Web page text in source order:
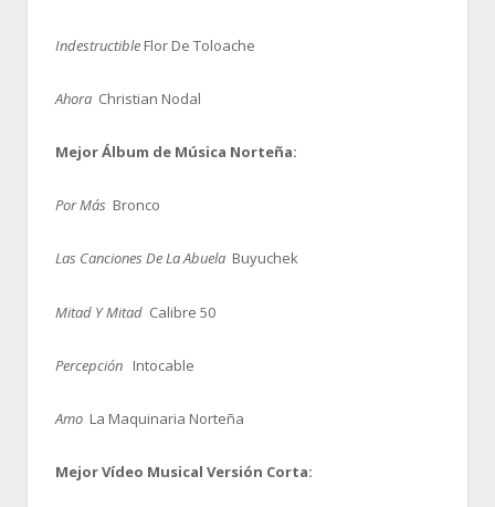
Indestructible Flor De Toloache
Ahora Christian Nodal
Mejor Álbum de Música Norteña:
Por Más Bronco
Las Canciones De La Abuela Buyuchek
Mitad Y Mitad Calibre 50
Percepción Intocable
Amo La Maquinaria Norteña
Mejor Vídeo Musical Versión Corta: